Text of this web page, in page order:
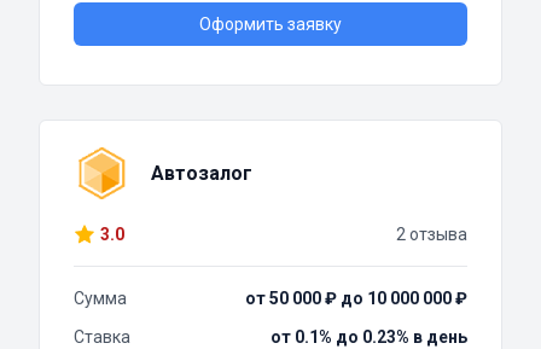
Оформить заявку
Автозалог
3.0 2 отзыва
Сумма
от 50 000 ₽ до 10 000 000 ₽
Ставка
от 0.1% до 0.23% в день